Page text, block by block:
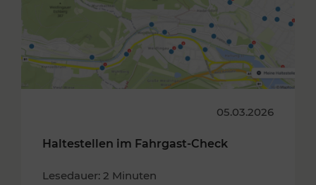
05.03.2026
Haltestellen im Fahrgast-Check
Lesedauer: 2 Minuten